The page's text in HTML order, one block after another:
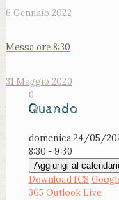
6 Gennaio 2022
Messa ore 8:30
31 Maggio 2020
0
Quando
domenica 24/05/
8:30 - 9:30
Aggiungi al
Download ICS
365 Outlook Live